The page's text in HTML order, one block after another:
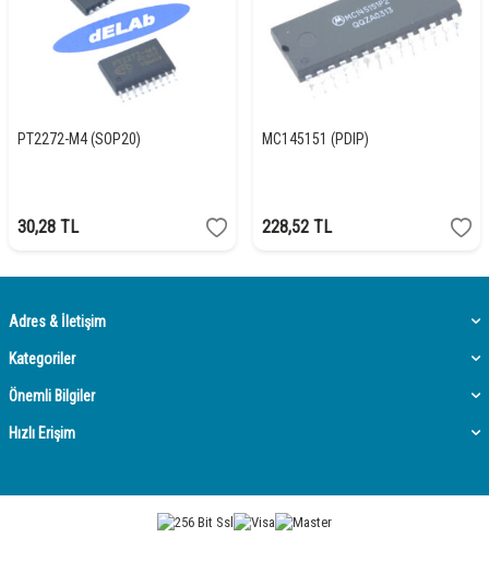
PT2272-M4 (SOP20)
30,28 TL
MC145151 (PDIP)
228,52 TL
Adres & İletişim
Kategoriler
Önemli Bilgiler
Hızlı Erişim